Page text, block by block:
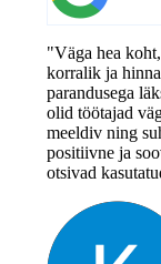
"Väga hea
korralik ja
parandusega
olid töötajad
meeldiv ning
positiivne ja
otsivad